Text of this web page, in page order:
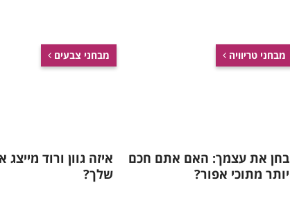
מבחני טריוויה
בחן את עצמך: האם אתם חכם
יותר מתוכי אפור?
מבחני צבעים
איזה גוון ורוד
שלך?